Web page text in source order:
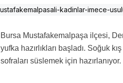
Bursa Mustafakemalpaşa ilçesi,
yufka hazırlıkları başladı. Soğuk
sofraları süslemek için hazırlanıyor.